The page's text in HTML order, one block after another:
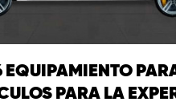
EQUIPAMIENTO
PARA LA